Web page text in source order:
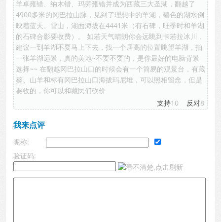
羊卓雍错、纳木错、玛旁雍错并成为西藏三大圣湖，翻越了
4900多米的冈巴拉山脉，见到了理想中的羊湖，碧色的湖水倒
映着蓝天、雪山，湖面海拔在4441米（有石碑，旺季时和羊湖
的石碑合影要收费）。 如若天气晴朗你会远眺到卡若拉冰川，
建议一到羊湖不要马上下去，找一个居高的位置眺望羊湖，拍
一张羊湖远景，真的美地~不要不要的，是你最好的电脑背景
选择~~ 在翻越冈巴拉山口的时候会有一个简易的观景台，有藏
獒、山羊和标有冈巴拉山口海拔玛尼堆，可以照相留念，但是
要收的，你可以和藏民们砍价
支持10 反对8
我来点评
昵称:
验证码: